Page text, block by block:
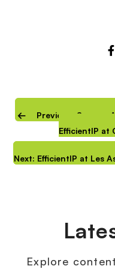
Previous: Secure,
EfficientIP at
Next: EfficientIP at Les
Explore